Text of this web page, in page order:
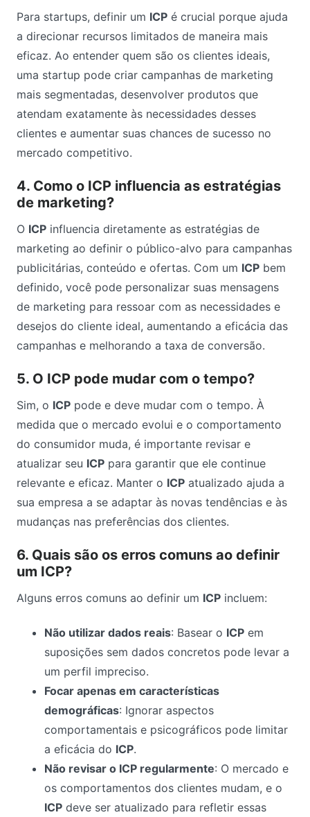
Para startups, definir um ICP é crucial porque ajuda
a direcionar recursos limitados de maneira mais
eficaz. Ao entender quem são os clientes ideais,
uma startup pode criar campanhas de marketing
mais segmentadas, desenvolver produtos que
atendam exatamente às necessidades desses
clientes e aumentar suas chances de sucesso no
mercado competitivo.
4. Como o ICP influencia as estratégias
de marketing?
O ICP influencia diretamente as estratégias de
marketing ao definir o público-alvo para campanhas
publicitárias, conteúdo e ofertas. Com um ICP bem
definido, você pode personalizar suas mensagens
de marketing para ressoar com as necessidades e
desejos do cliente ideal, aumentando a eficácia das
campanhas e melhorando a taxa de conversão.
5. O ICP pode mudar com o tempo?
Sim, o ICP pode e deve mudar com o tempo. À
medida que o mercado evolui e o comportamento
do consumidor muda, é importante revisar e
atualizar seu ICP para garantir que ele continue
relevante e eficaz. Manter o ICP atualizado ajuda a
sua empresa a se adaptar às novas tendências e às
mudanças nas preferências dos clientes.
6. Quais são os erros comuns ao definir
um ICP?
Alguns erros comuns ao definir um ICP incluem:
Não utilizar dados reais: Basear o ICP em
suposições sem dados concretos pode levar a
um perfil impreciso.
Focar apenas em características
demográficas: Ignorar aspectos
comportamentais e psicográficos pode limitar
a eficácia do ICP.
Não revisar o ICP regularmente: O mercado e
os comportamentos dos clientes mudam, e o
ICP deve ser atualizado para refletir essas